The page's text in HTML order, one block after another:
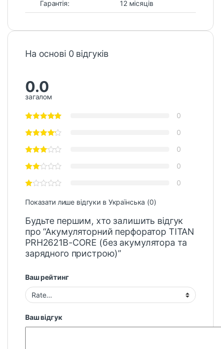
Гарантія: 12 місяців
На основі 0 відгуків
0.0
загалом
0
0
0
0
0
Показати лише відгуки в Українська (0)
Будьте першим, хто залишить відгук
про “Акумуляторний перфоратор TITAN
PRH2621B-CORE (без акумулятора та
зарядного пристрою)”
Ваш рейтинг
Ваш відгук